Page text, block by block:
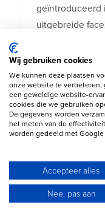
geïntroduceerd
uitgebreide
occasionkopers
2024
combineren
aantrekkelijke
restwaarde.
Wij gebruiken cookies
We kunnen deze plaatsen
onze website te
een geweldige website-
cookies die we gebruiken
De gegevens worden
het meten van de
worden gedeeld met
Accepteer alles
Nee, pas aan